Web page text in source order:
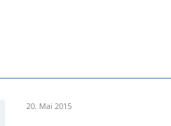
20. Mai 2015